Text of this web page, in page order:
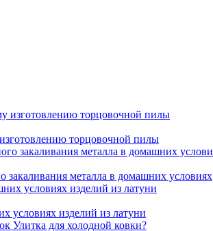
торцовочной пилы
закаливания металла в домашних условиях
условиях изделий из латуни